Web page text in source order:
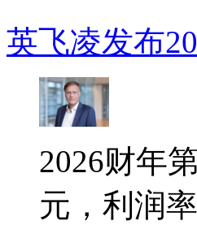
英飞凌发布
2026财年
元，利润